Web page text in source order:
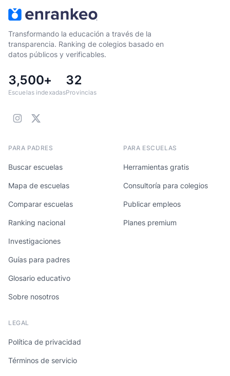
Transformando la educación a través de la
transparencia. Ranking de colegios basado en
datos públicos y verificables.
3,500+
Escuelas indexadas
32
Provincias
PARA PADRES
Buscar escuelas
Mapa de escuelas
Comparar escuelas
Ranking nacional
Investigaciones
Guías para padres
Glosario educativo
Sobre nosotros
PARA ESCUELAS
Herramientas gratis
Consultoría para colegios
Publicar empleos
Planes premium
LEGAL
Política de privacidad
Términos de servicio